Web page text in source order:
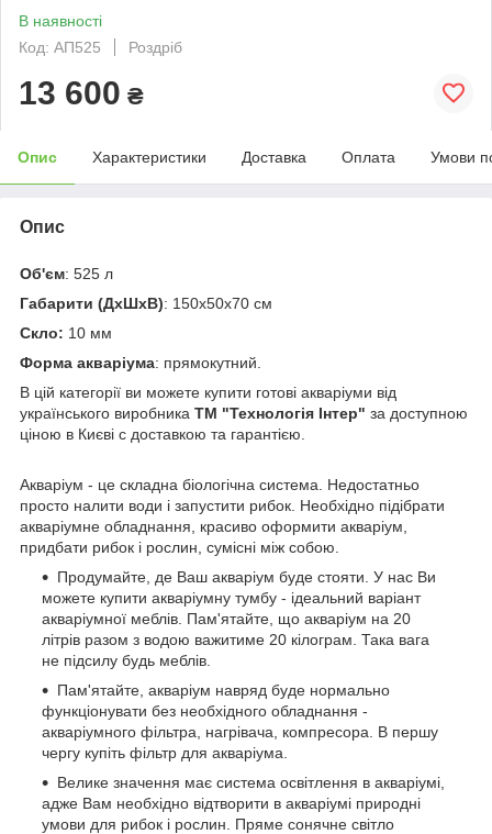
В наявності
Код: АП525
Роздріб
13 600 ₴
Опис Характеристики Доставка Оплата Умови
Опис
Об'єм: 525 л
Габарити (ДхШхВ): 150х50х70 см
Скло: 10 мм
Форма акваріума: прямокутний.
В цій категорії ви можете купити готові акваріуми від
українського виробника ТМ "Технологія Інтер" за доступною
ціною в Києві c доставкою та гарантією.
Акваріум - це складна біологічна система. Недостатньо
просто налити води і запустити рибок. Необхідно підібрати
акваріумне обладнання, красиво оформити акваріум,
придбати рибок і рослин, сумісні між собою.
Продумайте, де Ваш акваріум буде стояти. У нас Ви
можете купити акваріумну тумбу - ідеальний варіант
акваріумної меблів. Пам'ятайте, що акваріум на 20
літрів разом з водою важитиме 20 кілограм. Така вага
не підсилу будь меблів.
Пам'ятайте, акваріум навряд буде нормально
функціонувати без необхідного обладнання -
акваріумного фільтра, нагрівача, компресора. В першу
чергу купіть фільтр для акваріума.
Велике значення має система освітлення в акваріумі,
адже Вам необхідно відтворити в акваріумі природні
умови для рибок і рослин. Пряме сонячне світло